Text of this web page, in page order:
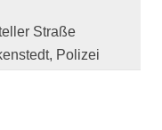
Straße
Polizei